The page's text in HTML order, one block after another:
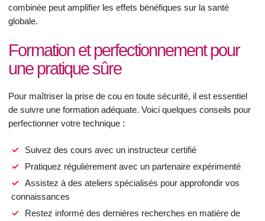
combinée peut amplifier les effets bénéfiques sur la santé
globale.
Formation et perfectionnement pour
une pratique sûre
Pour maîtriser la prise de cou en toute sécurité, il est essentiel
de suivre une formation adéquate. Voici quelques conseils pour
perfectionner votre technique :
Suivez des cours avec un instructeur certifié
Pratiquez régulièrement avec un partenaire expérimenté
Assistez à des ateliers spécialisés pour approfondir vos
connaissances
Restez informé des dernières recherches en matière de